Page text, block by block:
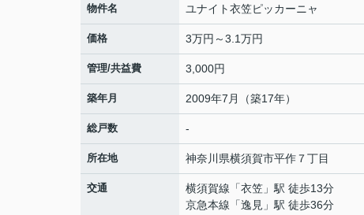
物件名 ユナイト衣笠ピッカーニャ
価格 3万円～3.1万円
管理/共益費 3,000円
築年月 2009年7月（築17年）
総戸数 -
所在地 神奈川県横須賀市平作 ７丁目
交通 横須賀線 「衣笠 」駅 徒歩13分
京急本線 「逸見 」駅 徒歩36分